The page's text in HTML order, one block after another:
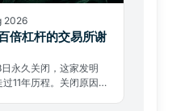
2026
倍杠杆的交易所谢
永久关闭，这家发明
11年历程。关闭原因不